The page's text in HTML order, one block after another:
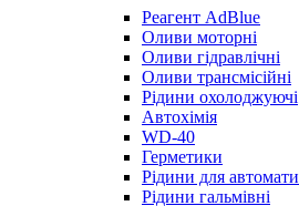
Реагент AdBlue
Оливи моторні
Оливи гідравлічні
Оливи трансмісійні
Рідини охолоджуючі
Автохімія
WD-40
Герметики
Рідини для
Рідини гальмівні